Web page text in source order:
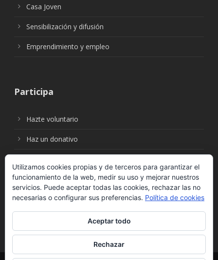
Casa Joven
Sensibilización y difusión
Emprendimiento y empleo
Participa
Hazte voluntario
Haz un donativo
Síguenos en:
Utilizamos cookies propias y de terceros para garantizar el
funcionamiento de la web, medir su uso y mejorar nuestros
servicios. Puede aceptar todas las cookies, rechazar las no
necesarias o configurar sus preferencias. Política de cookies
Aceptar todo
Rechazar